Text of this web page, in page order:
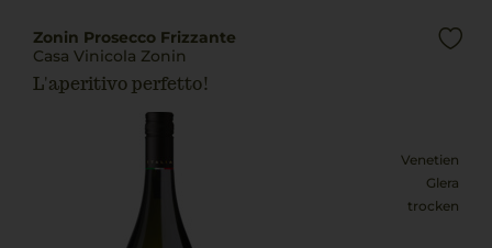
Zonin Prosecco Frizzante
Casa Vinicola Zonin
L'aperitivo perfetto!
Venetien
Glera
trocken